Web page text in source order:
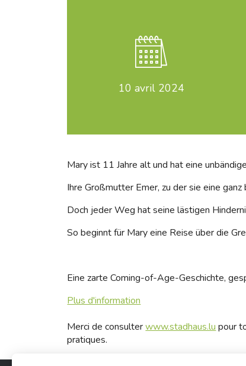
10 avril 2024
Mary ist 11 Jahre alt und hat eine
Ihre Großmutter Emer, zu der sie eine
Doch jeder Weg hat seine lästigen
So beginnt für Mary eine Reise über die
Eine zarte Coming-of-Age-Geschichte,
Plus d'information
Merci de consulterwww.stadhaus.lu pour
pratiques.